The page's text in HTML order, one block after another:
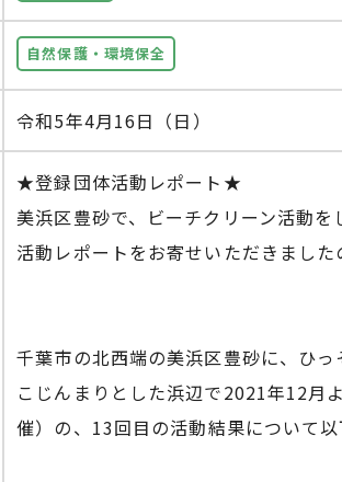
自然保護・環境保全
令和5年4月16日（日）
★登録団体活動レポート★
美浜区豊砂で、ビーチクリーン活動
活動レポートをお寄せいただきました
千葉市の北西端の美浜区豊砂に、ひ
こじんまりとした浜辺で2021年12月
催）の、13回目の活動結果について以